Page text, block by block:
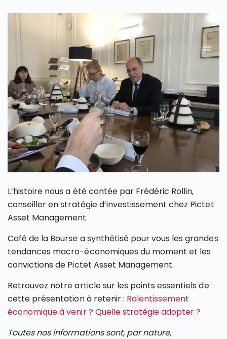
L’histoire nous a été contée par Frédéric Rollin,
conseiller en stratégie d’investissement chez Pictet
Asset Management.
Café de la Bourse a synthétisé pour vous les grandes
tendances macro-économiques du moment et les
convictions de Pictet Asset Management.
Retrouvez notre article sur les points essentiels de
cette présentation à retenir : Ralentissement
économique à venir ? Quelle stratégie adopter ?
Toutes nos informations sont, par nature,